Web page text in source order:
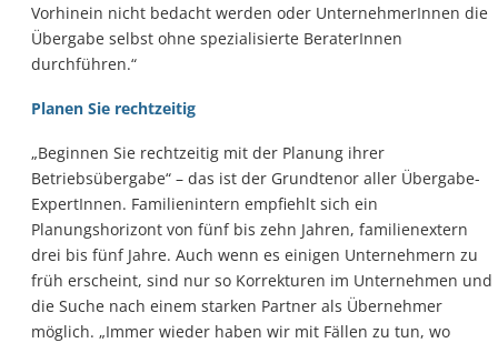
Vorhinein nicht bedacht werden oder UnternehmerInnen die
Übergabe selbst ohne spezialisierte BeraterInnen
durchführen.“
Planen Sie rechtzeitig
„Beginnen Sie rechtzeitig mit der Planung ihrer
Betriebsübergabe“ – das ist der Grundtenor aller Übergabe-
ExpertInnen. Familienintern empfiehlt sich ein
Planungshorizont von fünf bis zehn Jahren, familienextern
drei bis fünf Jahre. Auch wenn es einigen Unternehmern zu
früh erscheint, sind nur so Korrekturen im Unternehmen und
die Suche nach einem starken Partner als Übernehmer
möglich. „Immer wieder haben wir mit Fällen zu tun, wo